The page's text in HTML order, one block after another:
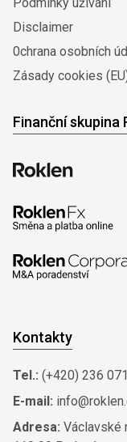
Podmínky užívání
Disclaimer
0chrana osobních
Zásady cookies
Finanční skupina
Kontakty
Tel.: (+420) 236
E-mail:
Adresa: Václavské